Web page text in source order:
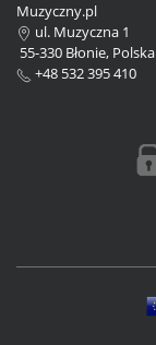
Muzyczny.pl
ul. Muzyczna 1
55-330 Błonie, Polska
+48 532 395 410